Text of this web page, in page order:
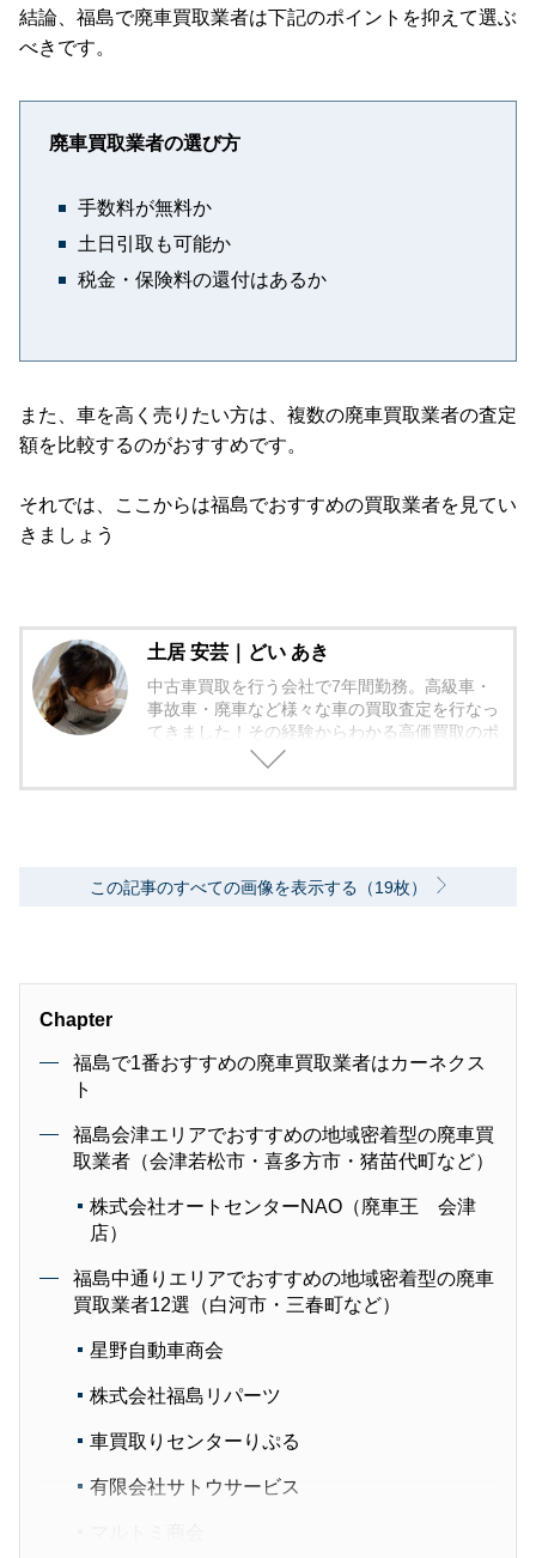
結論、福島で廃車買取業者は下記のポイントを抑えて選ぶ
べきです。
廃車買取業者の選び方
手数料が無料か
土日引取も可能か
税金・保険料の還付はあるか
また、車を高く売りたい方は、複数の廃車買取業者の査定
額を比較するのがおすすめです。
それでは、ここからは福島でおすすめの買取業者を見てい
きましょう
土居 安芸｜どい あき
中古車買取を行う会社で7年間勤務。高級車・
事故車・廃車など様々な車の買取査定を行なっ
てきました！その経験からわかる高価買取のポ
イントなどをお伝えしていきたいと思っており
この記事のすべての画像を表示する（19枚）
Chapter
福島で1番おすすめの廃車買取業者はカーネクス
ト
福島会津エリアでおすすめの地域密着型の廃車買
取業者（会津若松市・喜多方市・猪苗代町など）
株式会社オートセンターNAO（廃車王 会津
店）
福島中通りエリアでおすすめの地域密着型の廃車
買取業者12選（白河市・三春町など）
星野自動車商会
株式会社福島リパーツ
車買取りセンターりぷる
有限会社サトウサービス